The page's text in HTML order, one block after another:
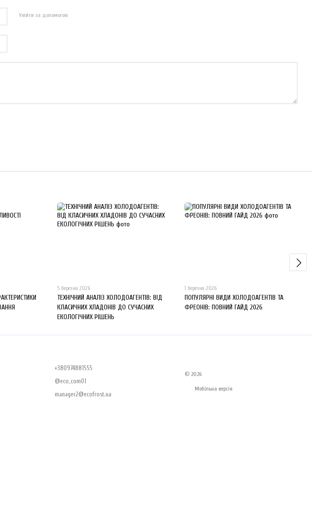
Увійти за допомогою
5 березня 2026
ТЕХНІЧНИЙ АНАЛІЗ ХОЛОДОАГЕНТІВ: ВІД
КЛАСИЧНИХ ХЛАДОНІВ ДО СУЧАСНИХ
ЕКОЛОГІЧНИХ РІШЕНЬ
1 березня 2026
ПОПУЛЯРНІ ВИДИ ХОЛОДОАГЕНТІВ ТА
ФРЕОНІВ: ПОВНИЙ ГАЙД 2026
+380974881555
@eco_com01
manager2@ecofrost.ua
© 2026
Мобільна версія